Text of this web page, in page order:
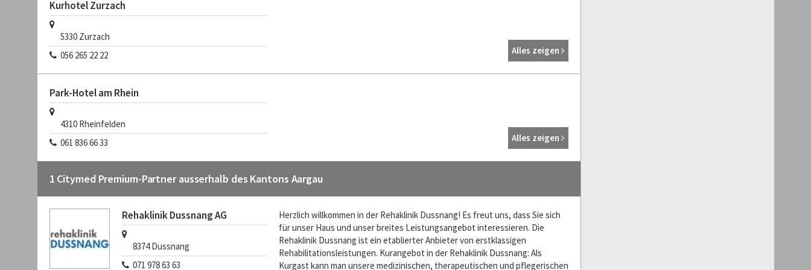
Kurhotel Zurzach
5330 Zurzach
056 265 22 22
Alles zeigen
Park-Hotel am Rhein
4310 Rheinfelden
061 836 66 33
Alles zeigen
1 Citymed Premium-Partner ausserhalb des Kantons Aargau
Rehaklinik Dussnang AG
8374 Dussnang
071 978 63 63
Herzlich willkommen in der Rehaklinik Dussnang! Es freut uns, dass Sie sich
für unser Haus und unser breites Leistungsangebot interessieren. Die
Rehaklinik Dussnang ist ein etablierter Anbieter von erstklassigen
Rehabilitationsleistungen. Kurangebot in der Rehaklinik Dussnang: Als
Kurgast kann man unsere medizinischen, therapeutischen und pflegerischen